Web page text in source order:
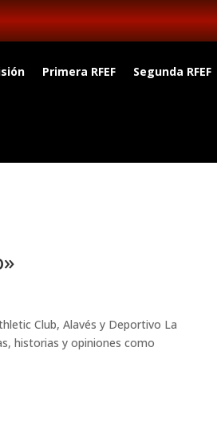
Primera RFEF Segunda RFEF
Club, Alavés y Deportivo La
historias y opiniones como